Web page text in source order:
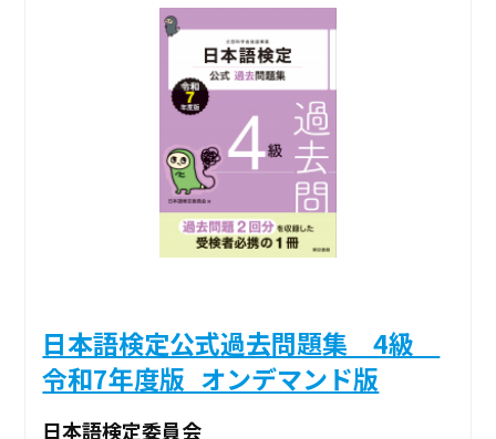
日本語検定公式過去問題集 4級
令和7年度版_オンデマンド版
日本語検定委員会